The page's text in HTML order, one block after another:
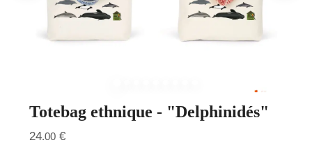
Totebag ethnique - "Delphinidés"
24.00 €